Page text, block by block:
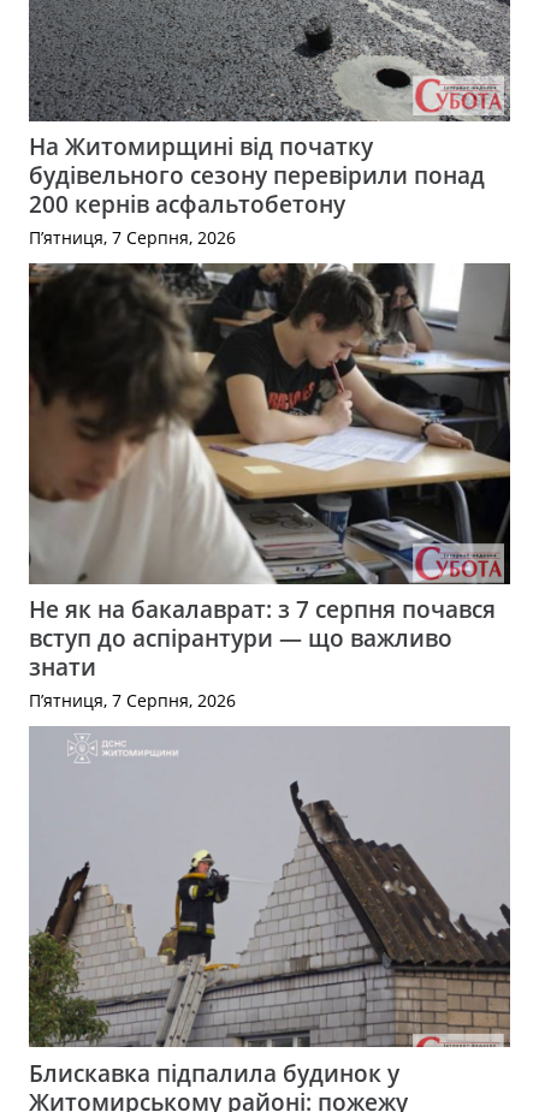
На Житомирщині від початку
будівельного сезону перевірили понад
200 кернів асфальтобетону
П’ятниця, 7 Серпня, 2026
Не як на бакалаврат: з 7 серпня почався
вступ до аспірантури — що важливо
знати
П’ятниця, 7 Серпня, 2026
Блискавка підпалила будинок у
Житомирському районі: пожежу